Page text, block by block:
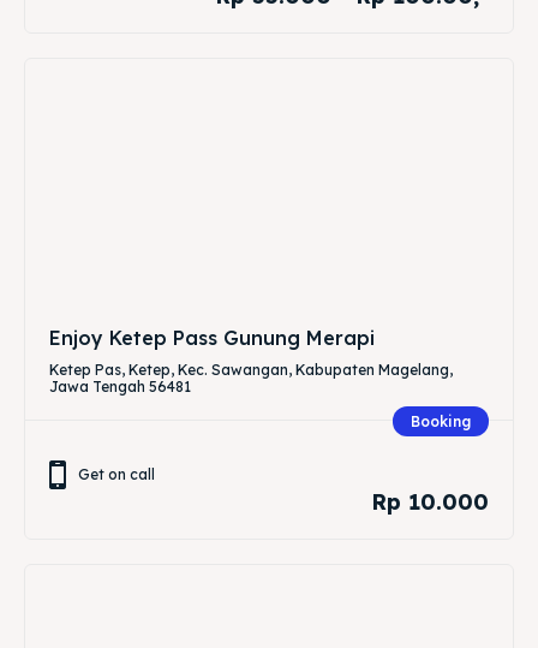
Enjoy Ketep Pass Gunung Merapi
Ketep Pas, Ketep, Kec. Sawangan, Kabupaten Magelang,
Jawa Tengah 56481
Booking
Get on call
Rp 10.000